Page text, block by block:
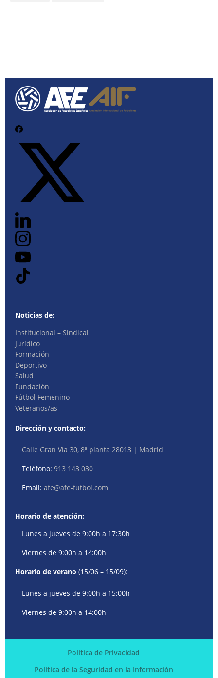
Noticias de:
Institucional – Sindical
Jurídico
Formación
Deportivo
Salud
Fundación
Fútbol Femenino
Veteranos/as
Dirección y contacto:
Calle Gran Vía 30, 8ª planta 28013 | Madrid
Teléfono:913 143 030
Email:afe@afe-futbol.com
Horario de atención:
Lunes a jueves de 9:00h a 17:30h
Viernes de 9:00h a 14:00h
Horario de verano (15/06 – 15/09):
Lunes a jueves de 9:00h a 15:00h
Viernes de 9:00h a 14:00h
Política de Privacidad
Política de la Seguridad en la Información